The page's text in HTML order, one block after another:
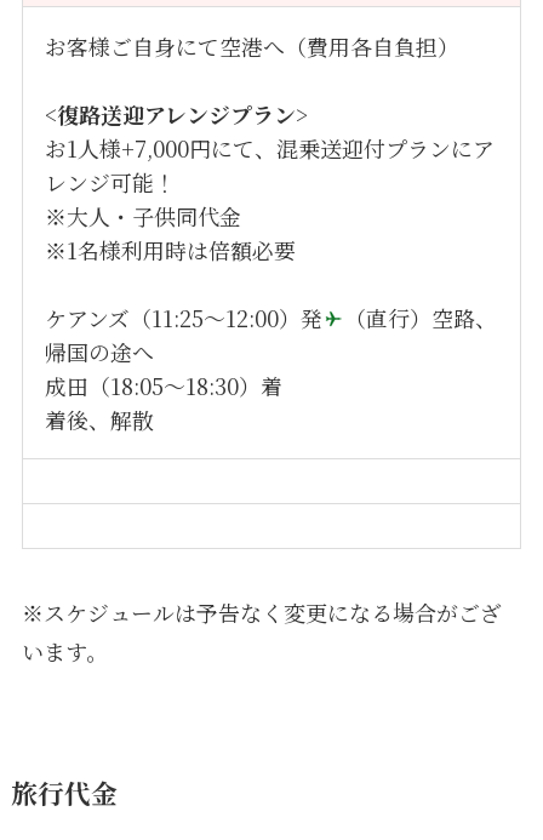
お客様ご自身にて空港へ（費用各自負担）
<復路送迎アレンジプラン>
お1人様+7,000円にて、混乗送迎付プランにア
レンジ可能！
※大人・子供同代金
※1名様利用時は倍額必要
ケアンズ（11:25～12:00）発
（直行）空路、
帰国の途へ
成田（18:05～18:30）着
着後、解散
※スケジュールは予告なく変更になる場合がござ
います。
旅行代金